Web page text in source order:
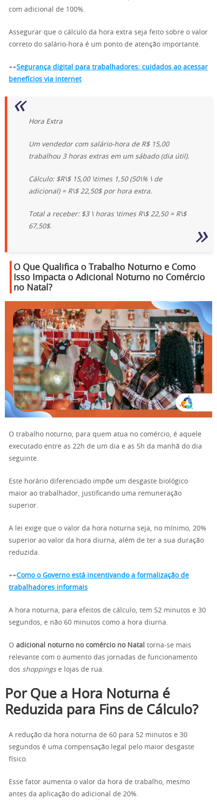
com adicional de 100%.
Assegurar que o cálculo da hora extra seja feito sobre o valor
correto do salário-hora é um ponto de atenção importante.
++Segurança digital para trabalhadores: cuidados ao acessar
benefícios via internet
Hora Extra
Um vendedor com salário-hora de R$ 15,00
trabalhou 3 horas extras em um sábado (dia útil).
Cálculo: $R\$ 15,00 \times 1,50 (50\% \ de
adicional) = R\$ 22,50$ por hora extra.
Total a receber: $3 \ horas \times R\$ 22,50 = R\$
67,50$.
O Que Qualifica o Trabalho Noturno e Como
Isso Impacta o Adicional Noturno no Comércio
no Natal?
O trabalho noturno, para quem atua no comércio, é aquele
executado entre as 22h de um dia e as 5h da manhã do dia
seguinte.
Este horário diferenciado impõe um desgaste biológico
maior ao trabalhador, justificando uma remuneração
superior.
A lei exige que o valor da hora noturna seja, no mínimo, 20%
superior ao valor da hora diurna, além de ter a sua duração
reduzida.
++Como o Governo está incentivando a formalização de
trabalhadores informais
A hora noturna, para efeitos de cálculo, tem 52 minutos e 30
segundos, e não 60 minutos como a hora diurna.
O adicional noturno no comércio no Natal torna-se mais
relevante com o aumento das jornadas de funcionamento
dos shoppingse lojas de rua.
Por Que a Hora Noturna é
Reduzida para Fins de Cálculo?
A redução da hora noturna de 60 para 52 minutos e 30
segundos é uma compensação legal pelo maior desgaste
físico.
Esse fator aumenta o valor da hora de trabalho, mesmo
antes da aplicação do adicional de 20%.